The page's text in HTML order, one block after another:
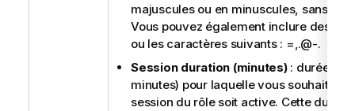
majuscules ou en minuscules, sans
Vous pouvez également inclure des
ou les caractères suivants : =,.@-.
Session duration (minutes) : durée (en
minutes) pour laquelle vous souhaitez
session du rôle soit active. Cette durée